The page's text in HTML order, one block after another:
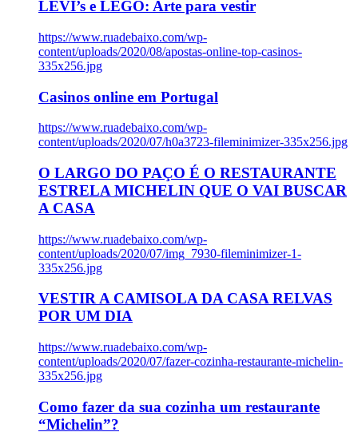
LEVI’s e LEGO: Arte para vestir
https://www.ruadebaixo.com/wp-
content/uploads/2020/08/apostas-online-top-casinos-
335x256.jpg
Casinos online em Portugal
https://www.ruadebaixo.com/wp-
content/uploads/2020/07/h0a3723-fileminimizer-335x256.jpg
O LARGO DO PAÇO É O RESTAURANTE
ESTRELA MICHELIN QUE O VAI BUSCAR
A CASA
https://www.ruadebaixo.com/wp-
content/uploads/2020/07/img_7930-fileminimizer-1-
335x256.jpg
VESTIR A CAMISOLA DA CASA RELVAS
POR UM DIA
https://www.ruadebaixo.com/wp-
content/uploads/2020/07/fazer-cozinha-restaurante-michelin-
335x256.jpg
Como fazer da sua cozinha um restaurante
“Michelin”?